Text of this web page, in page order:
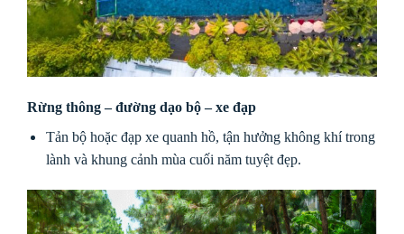
Rừng thông – đường dạo bộ – xe đạp
Tản bộ hoặc đạp xe quanh hồ, tận hưởng không khí trong
lành và khung cảnh mùa cuối năm tuyệt đẹp.